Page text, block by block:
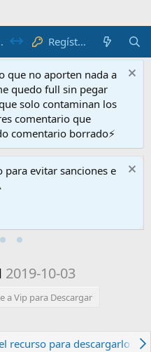
Regístrate
que no aporten nada a
quedo full sin pegar
solo contaminan los
comentario que
comentario borrado⚡
evitar sanciones e
2019-10-03
a Vip para Descargar
recurso para descargarlo.